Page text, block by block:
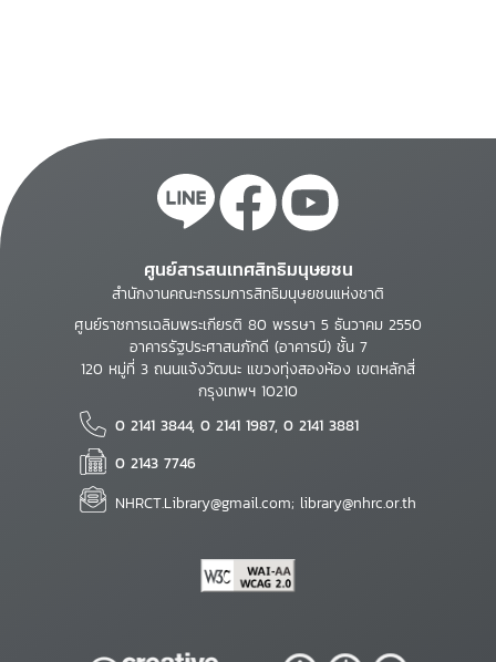
ศูนย์สารสนเทศสิทธิมนุษยชน
สำนักงานคณะกรรมการสิทธิมนุษยชนแห่งชาติ
ศูนย์ราชการเฉลิมพระเกียรติ 80 พรรษา 5 ธันวาคม 2550
อาคารรัฐประศาสนภักดี (อาคารบี) ชั้น 7
120 หมู่ที่ 3 ถนนแจ้งวัฒนะ แขวงทุ่งสองห้อง เขตหลักสี่
กรุงเทพฯ 10210
0 2141 3844, 0 2141 1987, 0 2141 3881
0 2143 7746
NHRCT.Library@gmail.com; library@nhrc.or.th